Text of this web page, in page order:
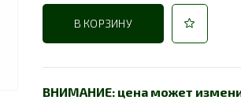
В КОРЗИНУ
ВНИМАНИЕ: цена может